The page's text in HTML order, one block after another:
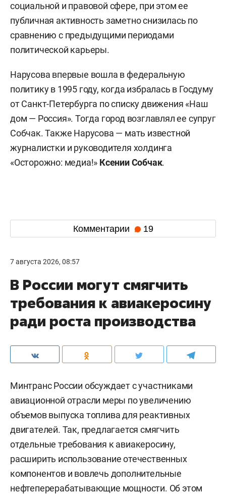
социальной и правовой сфере, при этом ее
публичная активность заметно снизилась по
сравнению с предыдущими периодами
политической карьеры.
Нарусова впервые вошла в федеральную
политику в 1995 году, когда избралась в Госдуму
от Санкт-Петербурга по списку движения «Наш
дом — Россия». Тогда город возглавлял ее супруг
Собчак. Также Нарусова — мать известной
журналистки и руководителя холдинга
«Осторожно: медиа!» Ксении Собчак.
Комментарии 19
7 августа 2026, 08:57
В России могут смягчить
требования к авиакеросину
ради роста производства
Минтранс России обсуждает с участниками
авиационной отрасли меры по увеличению
объемов выпуска топлива для реактивных
двигателей. Так, предлагается смягчить
отдельные требования к авиакеросину,
расширить использование отечественных
компонентов и вовлечь дополнительные
нефтеперерабатывающие мощности. Об этом